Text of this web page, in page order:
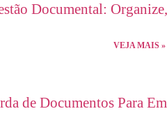
Documental:
VEJA MAIS »
de Documentos Para